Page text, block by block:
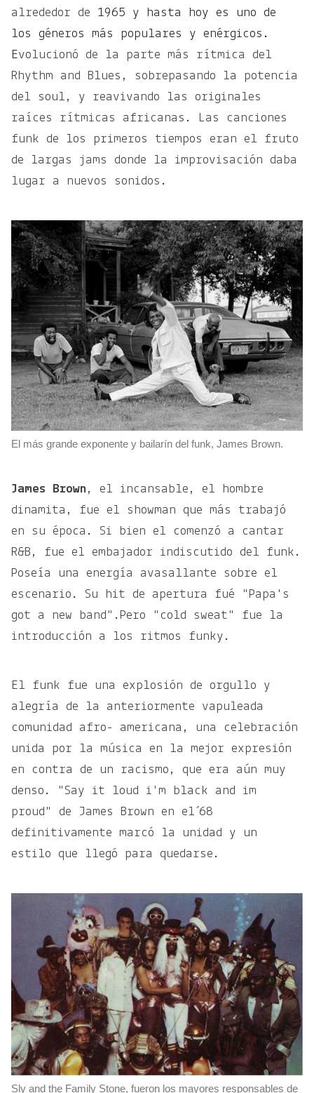
alrededor de 1965 y hasta hoy es uno de
los géneros más populares y enérgicos.
Evolucionó de la parte más rítmica del
Rhythm and Blues, sobrepasando la potencia
del soul, y reavivando las originales
raíces rítmicas africanas. Las canciones
funk de los primeros tiempos eran el fruto
de largas jams donde la improvisación daba
lugar a nuevos sonidos.
El más grande exponente y bailarín del funk, James Brown.
James Brown , el incansable, el hombre
dinamita, fue el showman que más trabajó
en su época. Si bien el comenzó a cantar
R&B, fue el embajador indiscutido del funk.
Poseía una energía avasallante sobre el
escenario. Su hit de apertura fué "Papa's
got a new band".Pero "cold sweat" fue la
introducción a los ritmos funky.
El funk fue una explosión de orgullo y
alegría de la anteriormente vapuleada
comunidad afro- americana, una celebración
unida por la música en la mejor expresión
en contra de un racismo, que era aún muy
denso. "Say it loud i'm black and im
proud" de James Brown en el´68
definitivamente marcó la unidad y un
estilo que llegó para quedarse.
Sly and the Family Stone, fueron los mayores responsables de